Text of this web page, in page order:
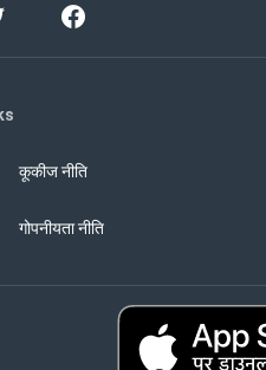
कूकीज नीति
गोपनीयता नीति